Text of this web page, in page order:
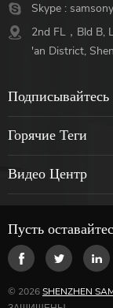
Skype :
2nd FL，Bld B,
'an District,
Горячие Теги
Видео Центр
Пусть
© 2026SHENZHEN